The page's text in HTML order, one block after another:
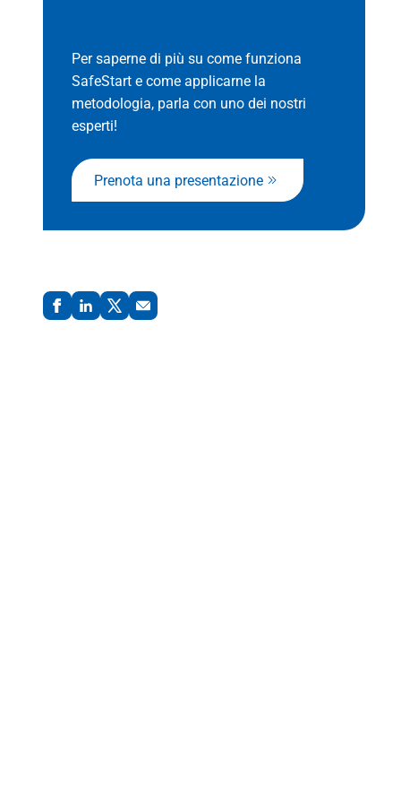
Per saperne di più su come funziona
SafeStart e come applicarne la
metodologia, parla con uno dei nostri
esperti!
Prenota una presentazione